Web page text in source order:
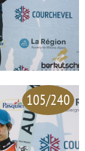
105/240